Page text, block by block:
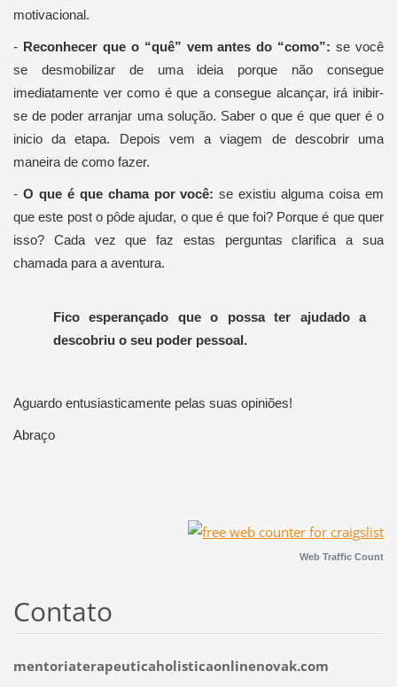
motivacional.
- Reconhecer que o “quê” vem antes do “como”: se você
se desmobilizar de uma ideia porque não consegue
imediatamente ver como é que a consegue alcançar, irá inibir-
se de poder arranjar uma solução. Saber o que é que quer é o
inicio da etapa. Depois vem a viagem de descobrir uma
maneira de como fazer.
- O que é que chama por você: se existiu alguma coisa em
que este post o pôde ajudar, o que é que foi? Porque é que quer
isso? Cada vez que faz estas perguntas clarifica a sua
chamada para a aventura.
Fico esperançado que o possa ter ajudado a
descobriu o seu poder pessoal.
Aguardo entusiasticamente pelas suas opiniões!
Abraço
Web Traffic Count
Contato
mentoriaterapeuticaholisticaonlinenovak.com